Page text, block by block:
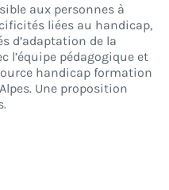
aux personnes à
liées au handicap,
d’adaptation de la
l’équipe pédagogique et
handicap formation
Une proposition